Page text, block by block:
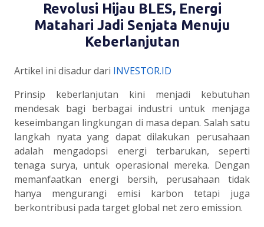
Revolusi Hijau BLES, Energi
Matahari Jadi Senjata Menuju
Keberlanjutan
Artikel ini disadur dari INVESTOR.ID
Prinsip keberlanjutan kini menjadi kebutuhan
mendesak bagi berbagai industri untuk menjaga
keseimbangan lingkungan di masa depan. Salah satu
langkah nyata yang dapat dilakukan perusahaan
adalah mengadopsi energi terbarukan, seperti
tenaga surya, untuk operasional mereka. Dengan
memanfaatkan energi bersih, perusahaan tidak
hanya mengurangi emisi karbon tetapi juga
berkontribusi pada target global net zero emission.